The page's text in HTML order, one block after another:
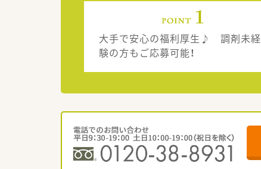
大手で安心の福利厚生♪ 調剤未経
験の方もご応募可能！